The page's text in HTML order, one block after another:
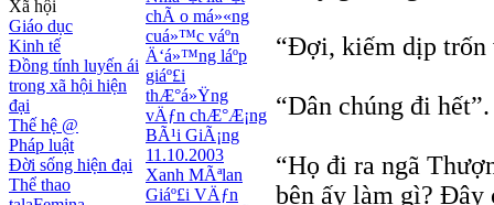
Xã hội
Giáo dục
Kinh tế
Đồng tính luyến ái
trong xã hội hiện
đại
Thế hệ @
Pháp luật
Đời sống hiện đại
Thể thao
chÃ o má»«ng
cuá»™c váº­n
Ä‘á»™ng láº­p
giáº£i
thÆ°á»Ÿng
vÄƒn chÆ°Æ¡ng
BÃ¹i GiÃ¡ng
11.10.2003
Xanh MÃªlan
Giáº£i VÄƒn
“Đợi, kiếm dịp trốn
“Dân chúng đi hết”.
“Họ đi ra ngã
bên ấy làm gì? Đây